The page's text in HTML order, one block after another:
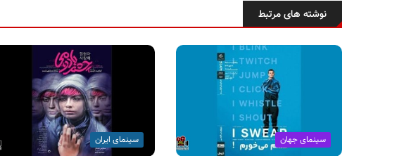
نوشته های مرتبط
سینمای جهان سینمای ایران